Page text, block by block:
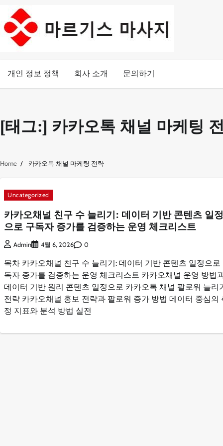
content
개인 정보 정책 회사 소개 문의하기
[태그:] 카카오톡 채널 마케팅
Home 카카오톡 채널 마케팅 전략
Uncategorized
카카오채널 친구 수 늘리기: 데이터 기반 콘텐츠 일정
으로 구독자 증가를 검증하는 운영 체크리스트
Admin 4월 6, 2026 0
목차 카카오채널 친구 수 늘리기: 데이터 기반 콘텐츠 일정으로
독자 증가를 검증하는 운영 체크리스트 카카오채널 운영 방법
데이터 기반 원리 콘텐츠 일정으로 카카오톡 채널 팔로워 늘리기
전략 카카오채널 홍보 전략과 팔로워 증가 방법 데이터 중심의
정 지표와 분석 방법 실전